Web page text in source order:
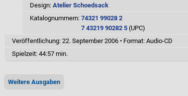
Design: Atelier Schoedsack
Katalognummern: 74321 99028 2
7 43219 90282 5 (UPC)
Veröffentlichung: 22. September 2006 • Format: Audio-CD
Spielzeit: 44:57 min.
Weitere Ausgaben